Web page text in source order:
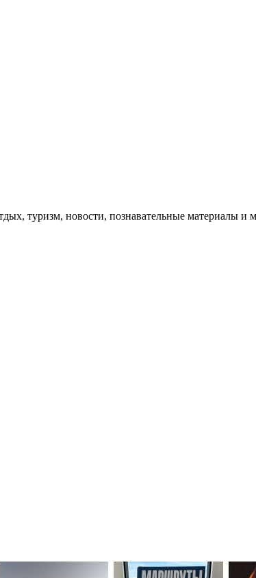
туризм, новости, познавательные материалы и